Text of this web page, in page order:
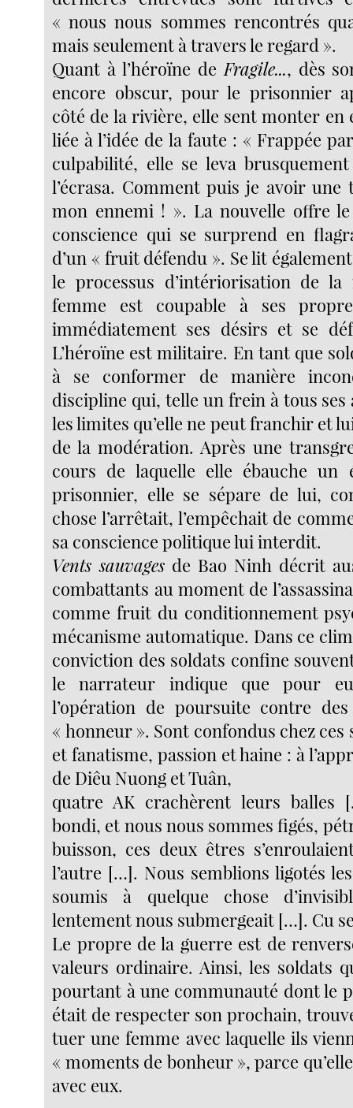
« nous nous sommes rencontrés
mais seulement à travers le regard ».
Quant à l’héroïne de Fragile..., dès
encore obscur, pour le prisonnier
côté de la rivière, elle sent monter en
liée à l’idée de la faute : « Frappée
culpabilité, elle se leva
l’écrasa. Comment puis je avoir une
mon ennemi ! ». La nouvelle offre le
conscience qui se surprend en
d’un « fruit défendu ». Se lit
le processus d’intériorisation de
femme est coupable à ses
immédiatement ses désirs et se
L’héroïne est militaire. En tant que
à se conformer de manière
discipline qui, telle un frein à tous ses
les limites qu’elle ne peut franchir et
de la modération. Après une
cours de laquelle elle ébauche un
prisonnier, elle se sépare de lui,
chose l’arrêtait, l’empêchait de
sa conscience politique lui interdit.
Vents sauvages de Bao Ninh décrit
combattants au moment de
comme fruit du conditionnement
mécanisme automatique. Dans ce
conviction des soldats confine
le narrateur indique que pour
l’opération de poursuite contre
« honneur ». Sont confondus chez
et fanatisme, passion et haine : à
de Diêu Nuong et Tuân,
quatre AK crachèrent leurs balles
bondi, et nous nous sommes figés,
buisson, ces deux êtres
l’autre […]. Nous semblions ligotés
soumis à quelque chose
lentement nous submergeait […]. Cu
Le propre de la guerre est de
valeurs ordinaire. Ainsi, les soldats
pourtant à une communauté dont le
était de respecter son prochain,
tuer une femme avec laquelle ils
« moments de bonheur », parce
avec eux.